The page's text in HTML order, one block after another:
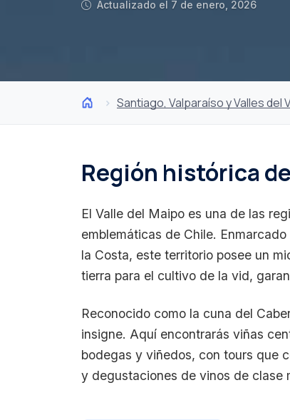
Actualizado el 7 de enero, 2026
Santiago, Valparaíso y Valles del
Región histórica
El Valle del Maipo es una de las
emblemáticas de Chile.
la Costa, este territorio posee un
tierra para el cultivo de la vid,
Reconocido como la cuna del
insigne. Aquí encontrarás viñas
bodegas y viñedos, con tours que
y degustaciones de vinos de clase